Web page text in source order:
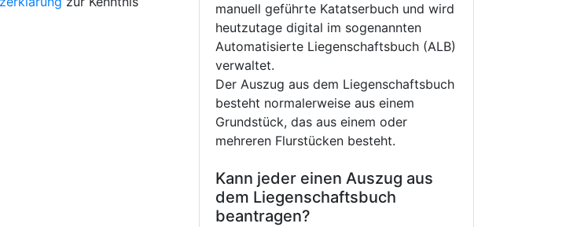
manuell geführte Katatserbuch und wird
heutzutage digital im sogenannten
Automatisierte Liegenschaftsbuch (ALB)
verwaltet.
Der Auszug aus dem Liegenschaftsbuch
besteht normalerweise aus einem
Grundstück, das aus einem oder
mehreren Flurstücken besteht.
Kann jeder einen Auszug aus
dem Liegenschaftsbuch
beantragen?